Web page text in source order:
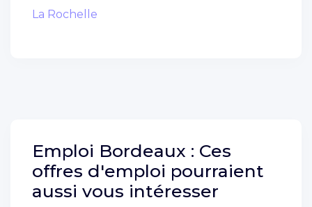
La Rochelle
Emploi Bordeaux : Ces
offres d'emploi pourraient
aussi vous intéresser